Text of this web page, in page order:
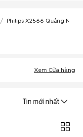
Philips X2566 Quảng Ninh
Xem Cửa hàng
Tin mới nhất